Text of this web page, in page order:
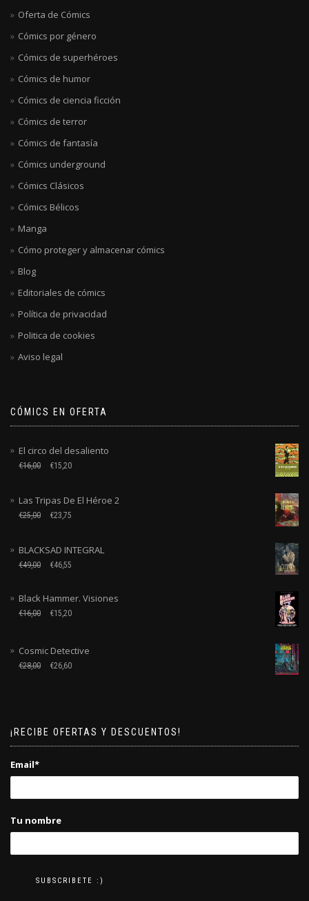
Oferta de Cómics
Cómics por género
Cómics de superhéroes
Cómics de humor
Cómics de ciencia ficción
Cómics de terror
Cómics de fantasía
Cómics underground
Cómics Clásicos
Cómics Bélicos
Manga
Cómo proteger y almacenar cómics
Blog
Editoriales de cómics
Política de privacidad
Politica de cookies
Aviso legal
CÓMICS EN OFERTA
El circo del desaliento
€16,00 €15,20
Las Tripas De El Héroe 2
€25,00 €23,75
BLACKSAD INTEGRAL
€49,00 €46,55
Black Hammer. Visiones
€16,00 €15,20
Cosmic Detective
€28,00 €26,60
¡RECIBE OFERTAS Y DESCUENTOS!
Email*
Tu nombre